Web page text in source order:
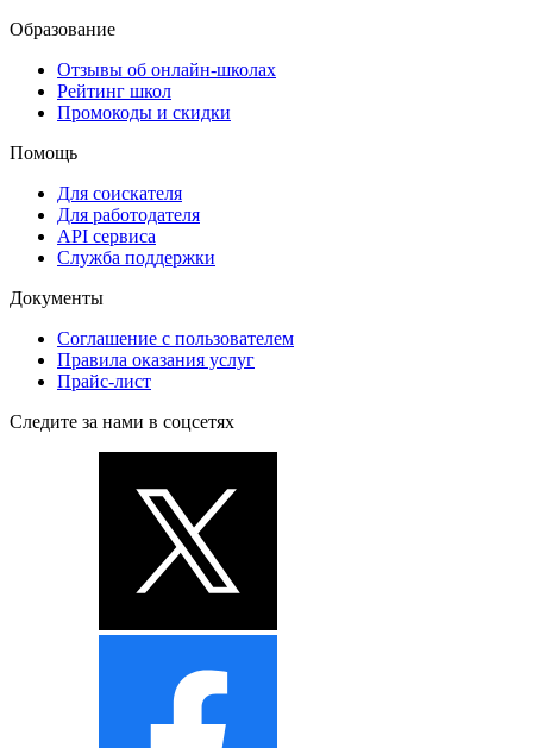
Образование
Отзывы об онлайн-школах
Рейтинг школ
Промокоды и скидки
Помощь
Для соискателя
Для работодателя
API сервиса
Служба поддержки
Документы
Соглашение с пользователем
Правила оказания услуг
Прайс-лист
Следите за нами в соцсетях